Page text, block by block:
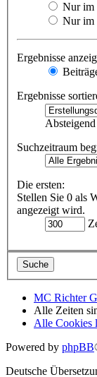
Nur im
Nur im
Ergebnisse
Ergebnisse
Absteigend
Suchzeitraum
Die ersten:
Stellen Sie 0 als
angezeigt wird.
MC Richter
Alle Zeiten
Alle Cookies
Powered by phpBB
Deutsche